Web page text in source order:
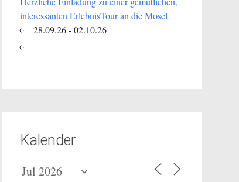
interessanten ErlebnisTour an die Mosel
28.09.26 - 02.10.26
Kalender